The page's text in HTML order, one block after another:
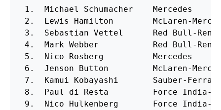
1.  Michael Schumacher
2.  Lewis Hamilton        McLaren-
3.  Sebastian Vettel      Red Bull-
4.  Mark Webber           Red Bull-
5.  Nico Rosberg          Mercedes
6.  Jenson Button         McLaren-
7.  Kamui Kobayashi       Sauber-
8.  Paul di Resta         Force India-
9.  Nico Hulkenberg       Force India-